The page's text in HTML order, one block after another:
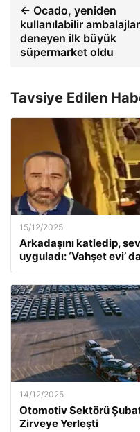
← Ocado, yeniden
kullanılabilir
deneyen ilk büyük
süpermarket oldu
Tavsiye Edilen
15/12/2025
Arkadaşını katledip,
uyguladı: ‘Vahşet evi’
14/12/2025
Otomotiv Sektörü
Zirveye Yerleşti